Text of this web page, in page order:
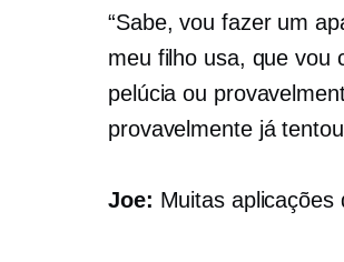
“Sabe, vou fazer um
meu filho usa, que vou
pelúcia ou
provavelmente já
Joe: Muitas aplicações